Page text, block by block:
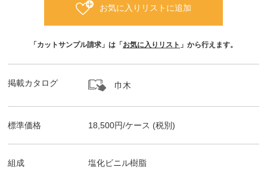
お気に入りリストに追加
「カットサンプル請求」は「お気に入りリスト 」から行えます。
掲載カタログ 巾木
標準価格 18,500円/ケース (税別)
組成 塩化ビニル樹脂